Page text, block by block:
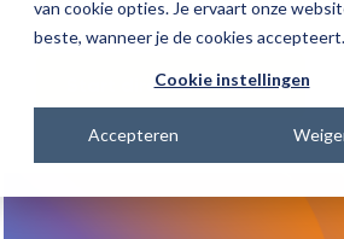
van cookie opties. Je ervaart onze
beste, wanneer je de cookies accepteert.
Cookie instellingen
Accepteren
Start direct met kijken